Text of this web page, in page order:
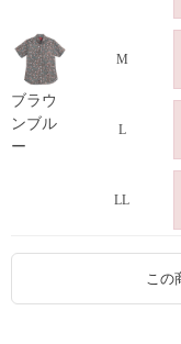
ブラウ
ンブル
ー
M
L
LL
この